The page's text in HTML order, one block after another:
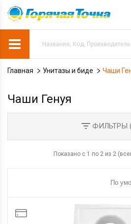
Главная Унитазы и биде Чаши
Чаши Генуя
ФИЛЬТРЫ
Показано с 1 по 2 из 2